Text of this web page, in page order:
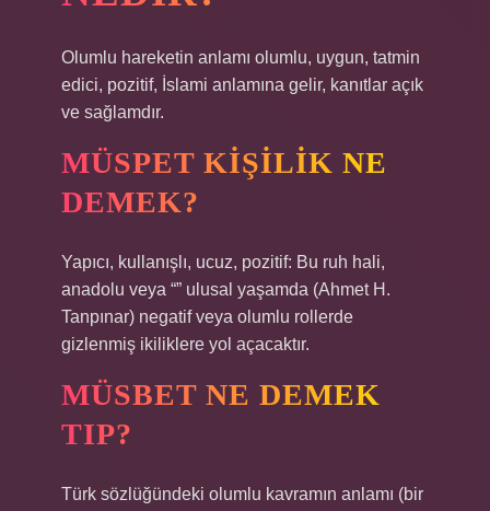
Olumlu hareketin anlamı olumlu, uygun, tatmin
edici, pozitif, İslami anlamına gelir, kanıtlar açık
ve sağlamdır.
MÜSPET KIŞILIK NE
DEMEK?
Yapıcı, kullanışlı, ucuz, pozitif: Bu ruh hali,
anadolu veya “” ulusal yaşamda (Ahmet H.
Tanpınar) negatif veya olumlu rollerde
gizlenmiş ikiliklere yol açacaktır.
MÜSBET NE DEMEK
TIP?
Türk sözlüğündeki olumlu kavramın anlamı (bir